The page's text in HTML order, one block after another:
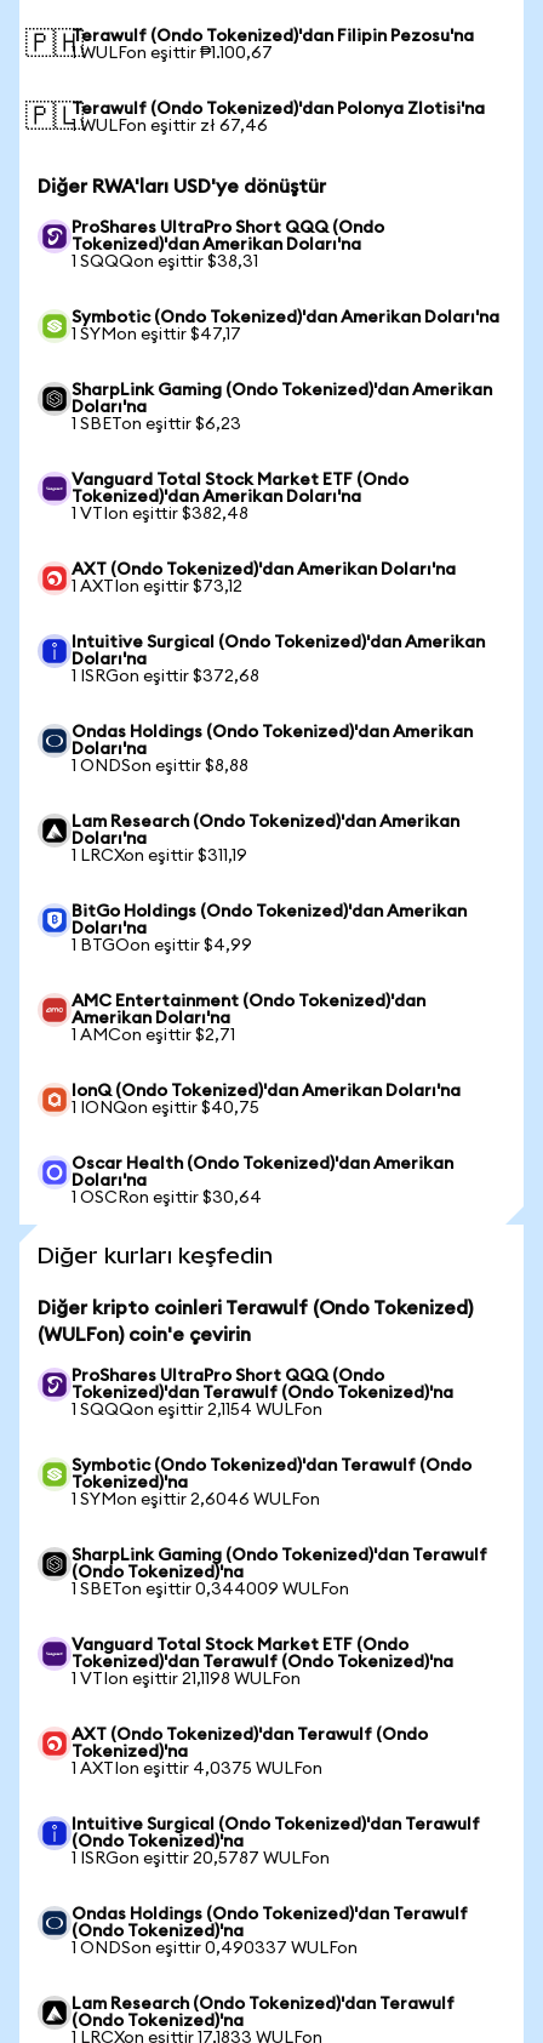
🇵🇭Terawulf (Ondo Tokenized)'dan Filipin Pezosu'na
1 WULFon eşittir ₱1.100,67
🇵🇱Terawulf (Ondo Tokenized)'dan Polonya Zlotisi'na
1 WULFon eşittir zł 67,46
Diğer RWA'ları USD'ye dönüştür
ProShares UltraPro Short QQQ (Ondo
Tokenized)'dan Amerikan Doları'na
1 SQQQon eşittir $38,31
Symbotic (Ondo Tokenized)'dan Amerikan Doları'na
1 SYMon eşittir $47,17
SharpLink Gaming (Ondo Tokenized)'dan Amerikan
Doları'na
1 SBETon eşittir $6,23
Vanguard Total Stock Market ETF (Ondo
Tokenized)'dan Amerikan Doları'na
1 VTIon eşittir $382,48
AXT (Ondo Tokenized)'dan Amerikan Doları'na
1 AXTIon eşittir $73,12
Intuitive Surgical (Ondo Tokenized)'dan Amerikan
Doları'na
1 ISRGon eşittir $372,68
Ondas Holdings (Ondo Tokenized)'dan Amerikan
Doları'na
1 ONDSon eşittir $8,88
Lam Research (Ondo Tokenized)'dan Amerikan
Doları'na
1 LRCXon eşittir $311,19
BitGo Holdings (Ondo Tokenized)'dan Amerikan
Doları'na
1 BTGOon eşittir $4,99
AMC Entertainment (Ondo Tokenized)'dan
Amerikan Doları'na
1 AMCon eşittir $2,71
IonQ (Ondo Tokenized)'dan Amerikan Doları'na
1 IONQon eşittir $40,75
Oscar Health (Ondo Tokenized)'dan Amerikan
Doları'na
1 OSCRon eşittir $30,64
Diğer kurları keşfedin
Diğer kripto coinleri Terawulf (Ondo Tokenized)
(WULFon) coin'e çevirin
ProShares UltraPro Short QQQ (Ondo
Tokenized)'dan Terawulf (Ondo Tokenized)'na
1 SQQQon eşittir 2,1154 WULFon
Symbotic (Ondo Tokenized)'dan Terawulf (Ondo
Tokenized)'na
1 SYMon eşittir 2,6046 WULFon
SharpLink Gaming (Ondo Tokenized)'dan Terawulf
(Ondo Tokenized)'na
1 SBETon eşittir 0,344009 WULFon
Vanguard Total Stock Market ETF (Ondo
Tokenized)'dan Terawulf (Ondo Tokenized)'na
1 VTIon eşittir 21,1198 WULFon
AXT (Ondo Tokenized)'dan Terawulf (Ondo
Tokenized)'na
1 AXTIon eşittir 4,0375 WULFon
Intuitive Surgical (Ondo Tokenized)'dan Terawulf
(Ondo Tokenized)'na
1 ISRGon eşittir 20,5787 WULFon
Ondas Holdings (Ondo Tokenized)'dan Terawulf
(Ondo Tokenized)'na
1 ONDSon eşittir 0,490337 WULFon
Lam Research (Ondo Tokenized)'dan Terawulf
(Ondo Tokenized)'na
1 LRCXon eşittir 17,1833 WULFon